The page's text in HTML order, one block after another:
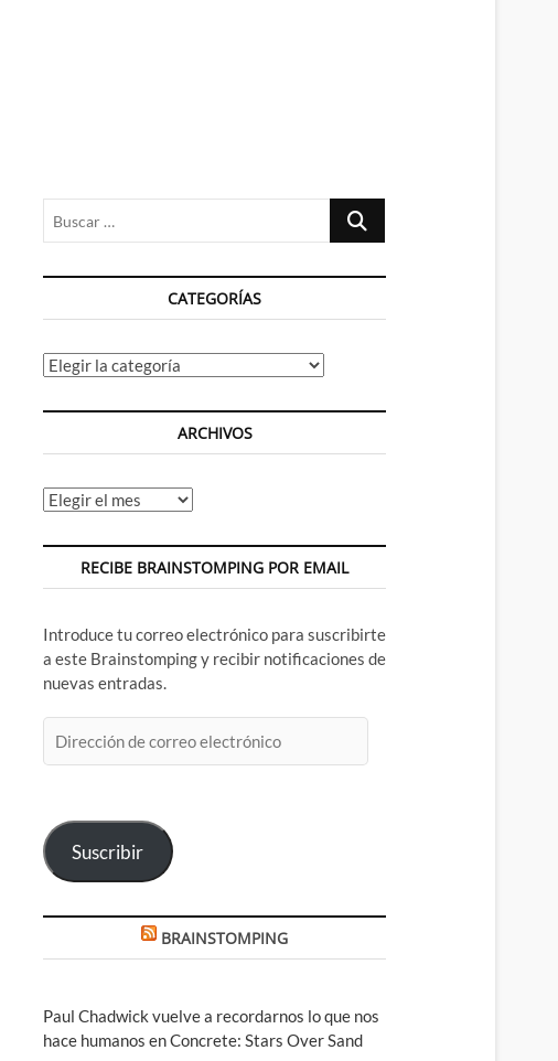
Buscar
CATEGORÍAS
Categorías
ARCHIVOS
Archivos
RECIBE BRAINSTOMPING POR EMAIL
Introduce tu correo electrónico para suscribirte
a este Brainstomping y recibir notificaciones de
nuevas entradas.
de
Suscribir
BRAINSTOMPING
Paul Chadwick vuelve a recordarnos lo que nos
hace humanos en Concrete: Stars Over Sand